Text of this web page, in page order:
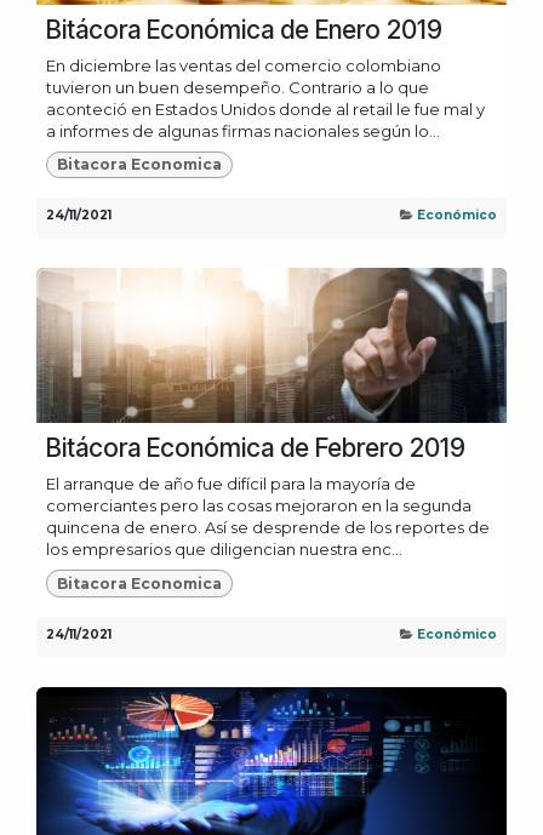
Bitácora Económica de Enero 2019
En diciembre las ventas del comercio colombiano
tuvieron un buen desempeño. Contrario a lo que
aconteció en Estados Unidos donde al retail le fue mal y
a informes de algunas firmas nacionales según lo...
Bitacora Economica
24/11/2021 Económico
Bitácora Económica de Febrero 2019
El arranque de año fue difícil para la mayoría de
comerciantes pero las cosas mejoraron en la segunda
quincena de enero. Así se desprende de los reportes de
los empresarios que diligencian nuestra enc...
Bitacora Economica
24/11/2021 Económico